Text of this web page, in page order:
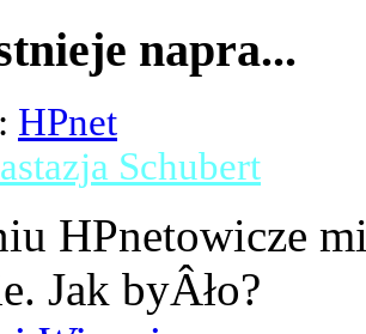
napra...
HPnet
Schubert
HPnetowicze
Jak byÂło?